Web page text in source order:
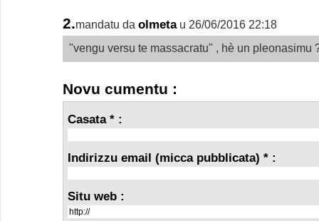
2.mandatu da olmeta u 26/06/2016 22:18
"vengu versu te massacratu" , hè un pleonasimu
Novu cumentu :
Casata * :
Indirizzu email (micca pubblicata) * :
Situ web :